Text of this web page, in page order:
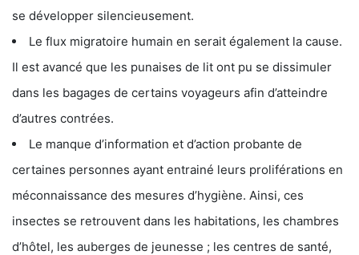
se développer silencieusement.
Le flux migratoire humain en serait également la cause.
Il est avancé que les punaises de lit ont pu se dissimuler
dans les bagages de certains voyageurs afin d’atteindre
d’autres contrées.
Le manque d’information et d’action probante de
certaines personnes ayant entrainé leurs proliférations en
méconnaissance des mesures d’hygiène. Ainsi, ces
insectes se retrouvent dans les habitations, les chambres
d’hôtel, les auberges de jeunesse ; les centres de santé,